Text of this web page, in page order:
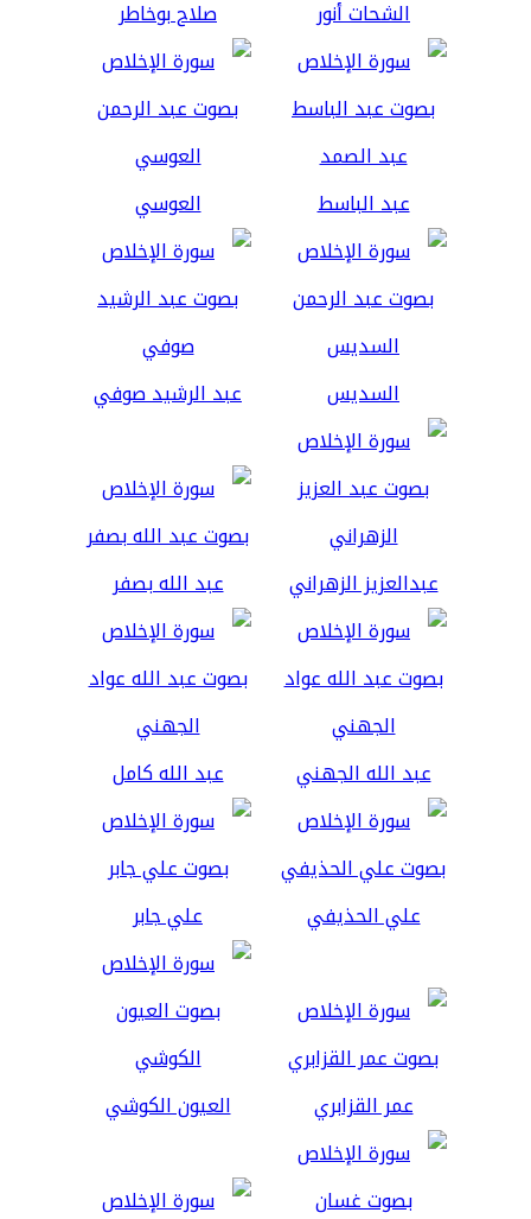
الشحات أنور صلاح بوخاطر
عبد الباسط العوسي
السديس عبد الرشيد صوفي
عبدالعزيز الزهراني عبد الله بصفر
عبد الله الجهني عبد الله كامل
علي الحذيفي علي جابر
عمر القزابري العيون الكوشي